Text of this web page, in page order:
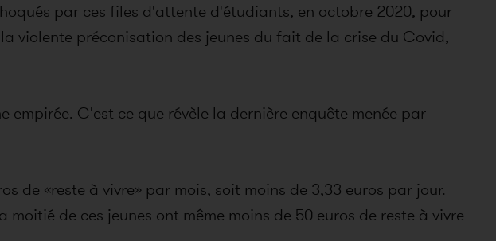
par ces files d'attente d'étudiants, en octobre 2020, pour
violente préconisation des jeunes du fait de la crise du Covid,
C'est ce que révèle la dernière enquête menée par
de «reste à vivre» par mois, soit moins de 3,33 euros par jour.
de ces jeunes ont même moins de 50 euros de reste à vivre